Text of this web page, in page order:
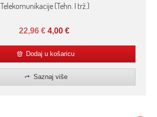
Telekomunikacije (Tehn. I trž.)
22,96€ 4,00 €
Dodaj u košaricu
Saznaj više